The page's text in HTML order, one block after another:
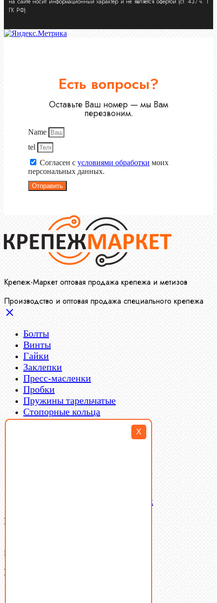
X
ГК РФ).
Есть вопросы?
Оставьте Ваш номер — мы Вам
перезвоним.
Name
tel
Согласен с условиями обработки моих
персональных данных.
Отправить
Крепеж-Маркет оптовая продажа крепежа и метизов
Производство и оптовая продажа специального крепежа
Болты
Винты
Гайки
Заклепки
Пресс-масленки
Пробки
Пружины тарельчатые
Стопорные кольца
Такелаж
Латунный и бронзовый крепеж
Ваша корзина
В корзине нет товаров.
Поиск